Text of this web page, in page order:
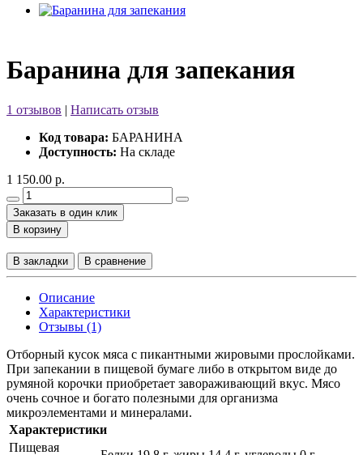
Баранина для запекания
1 отзывов | Написать отзыв
Код товара: БАРАНИНА
Доступность: На складе
1 150.00 р.
Заказать в один клик
В корзину
В закладки В сравнение
Описание
Характеристики
Отзывы (1)
Отборный кусок мяса с пикантными жировыми прослойками.
При запекании в пищевой бумаге либо в открытом виде до
румяной корочки приобретает завораживающий вкус. Мясо
очень сочное и богато полезными для организма
микроэлементами и минералами.
Характеристики
Пищевая